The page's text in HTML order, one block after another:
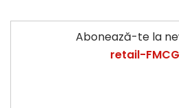
Abonează-te la
retail-